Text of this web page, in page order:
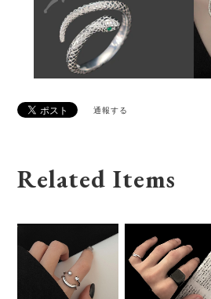
通報する
Related Items